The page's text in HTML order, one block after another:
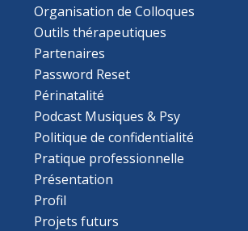
Organisation de Colloques
Outils thérapeutiques
Partenaires
Password Reset
Périnatalité
Podcast Musiques & Psy
Politique de confidentialité
Pratique professionnelle
Présentation
Profil
Projets futurs